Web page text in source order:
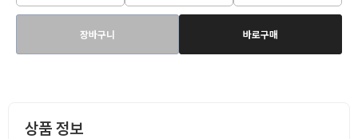
장바구니 바로구매
상품 정보